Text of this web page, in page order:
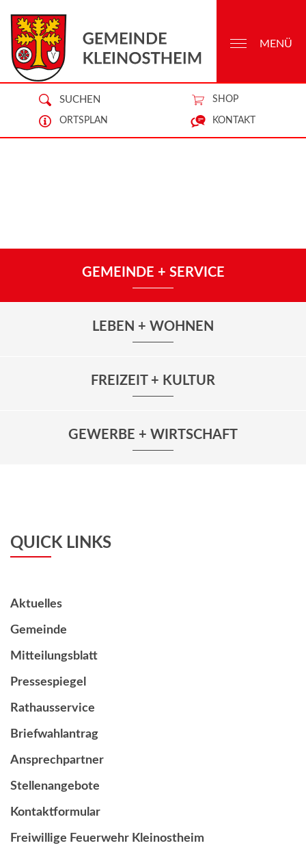
SUCHEN SHOP
ORTSPLAN KONTAKT
MENÜ
GEMEINDE + SERVICE
LEBEN + WOHNEN
FREIZEIT + KULTUR
GEWERBE + WIRTSCHAFT
QUICK LINKS
Aktuelles
Gemeinde
Mitteilungsblatt
Pressespiegel
Rathausservice
Briefwahlantrag
Ansprechpartner
Stellenangebote
Kontaktformular
Freiwillige Feuerwehr Kleinostheim